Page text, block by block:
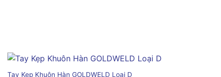
Tay Kẹp Khuôn Hàn GOLDWELD Loại D